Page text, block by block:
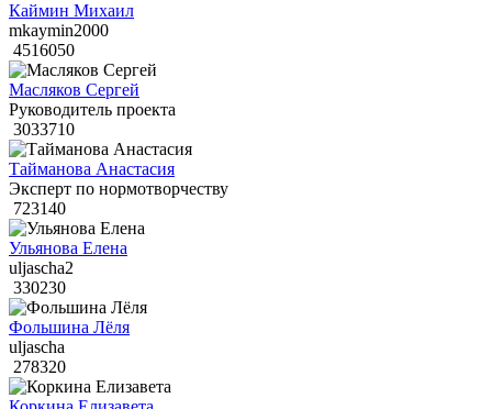
Каймин Михаил
mkaymin2000
4516050
Масляков Сергей
Руководитель проекта
3033710
Тайманова Анастасия
Эксперт по нормотворчеству
723140
Ульянова Елена
uljascha2
330230
Фольшина Лёля
uljascha
278320